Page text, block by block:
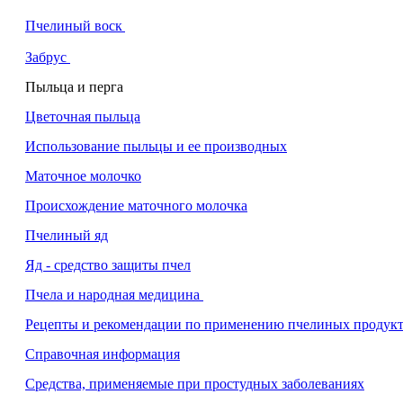
Пчелиный воск
Забрус
Пыльца и перга
Цветочная пыльца
Использование пыльцы и ее производных
Маточное молочко
Происхождение маточного молочка
Пчелиный яд
Яд - средство защиты пчел
Пчела и народная медицина
Рецепты и рекомендации по применению пчелиных
Справочная информация
Средства, применяемые при простудных заболеваниях